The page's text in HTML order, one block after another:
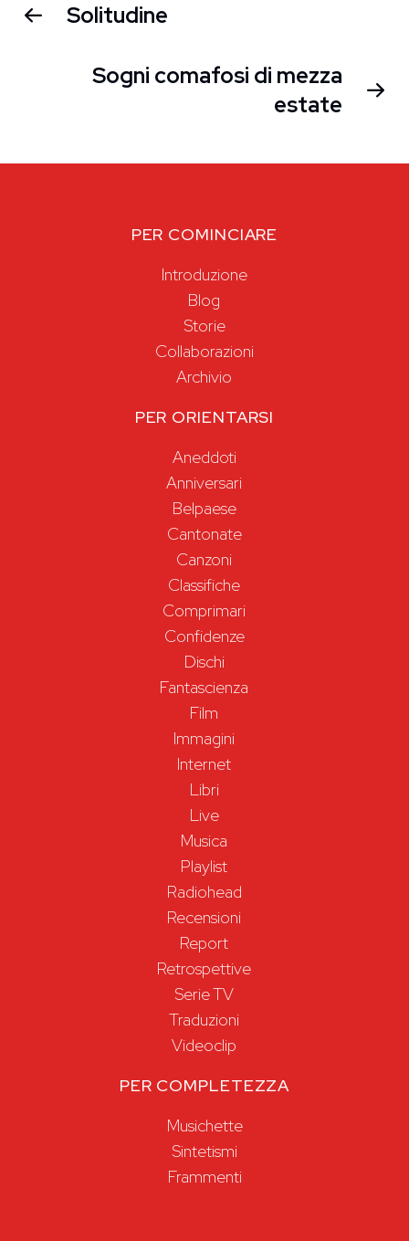
Solitudine
Sogni comafosi di mezza
estate
PER COMINCIARE
Introduzione
Blog
Storie
Collaborazioni
Archivio
PER ORIENTARSI
Aneddoti
Anniversari
Belpaese
Cantonate
Canzoni
Classifiche
Comprimari
Confidenze
Dischi
Fantascienza
Film
Immagini
Internet
Libri
Live
Musica
Playlist
Radiohead
Recensioni
Report
Retrospettive
Serie TV
Traduzioni
Videoclip
PER COMPLETEZZA
Musichette
Sintetismi
Frammenti